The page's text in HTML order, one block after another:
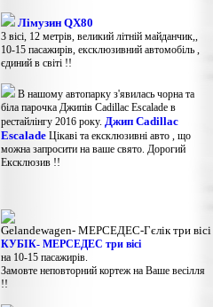
Лімузин QX80
3 вісі, 12 метрів, великий літній майданчик,,
10-15 пасажирів, ексклюзивний автомобіль ,
єдиний в світі !!
В нашому автопарку з'явилась чорна та
біла парочка Джипів Cadillac Escalade в
рестайлінгу 2016 року. Джип Cadillac
Escalade Цікаві та ексклюзивні авто , що
можна запросити на ваше свято. Дорогий
Ексклюзив !!
Gelandewagen​- МЕРСЕДЕС-Гєлік три вісі
КУБІК- МЕРСЕДЕС три вісі
на 10-15 пасажирів.
Замовте неповторний кортеж на Ваше весілля
!!